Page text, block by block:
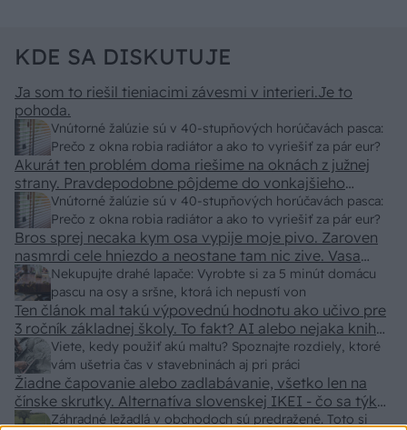
KDE SA DISKUTUJE
Vnútorné žalúzie sú v 40-stupňových horúčavách pasca:
Prečo z okna robia radiátor a ako to vyriešiť za pár eur?
Ja som to riešil tieniacimi závesmi v interieri.Je to
pohoda.
Vnútorné žalúzie sú v 40-stupňových horúčavách pasca:
Prečo z okna robia radiátor a ako to vyriešiť za pár eur?
Akurát ten problém doma riešime na oknách z južnej
strany. Pravdepodobne pôjdeme do vonkajšieho
tienenia na spôsob markízy 250x150cm. Čínsky
predajcovia idú okolo 100 eur kus.
Nekupujte drahé lapače: Vyrobte si za 5 minút domácu
pascu na osy a sršne, ktorá ich nepustí von
Bros sprej necaka kym osa vypije moje pivo. Zaroven
nasmrdi cele hniezdo a neostane tam nic zive. Vasa
pasca naucinke moc efektivne. Skor pritiahne slimaky
Viete, kedy použiť akú maltu? Spoznajte rozdiely, ktoré
vám ušetria čas v stavebninách aj pri práci
Ten článok mal takú výpovednú hodnotu ako učivo pre
3 ročník základnej školy. To fakt? AI alebo nejaka kniha
z VŠ? Dnešné rychlotvrdnuce malty - pevnosť 40 Mpa a
doba schnutia tak 15 minut , k tomu vodotesné s
kryštálikou. A rozdiel - schnutie a zretie. Nič?
Záhradné ležadlá v obchodoch sú predražené. Toto si
Žiadne čapovanie alebo zadlabávanie, všetko len na
čínske skrutky. Alternatíva slovenskej IKEI - čo sa týka
pevnosti. Autor si nedal veľa námahy s remeselným